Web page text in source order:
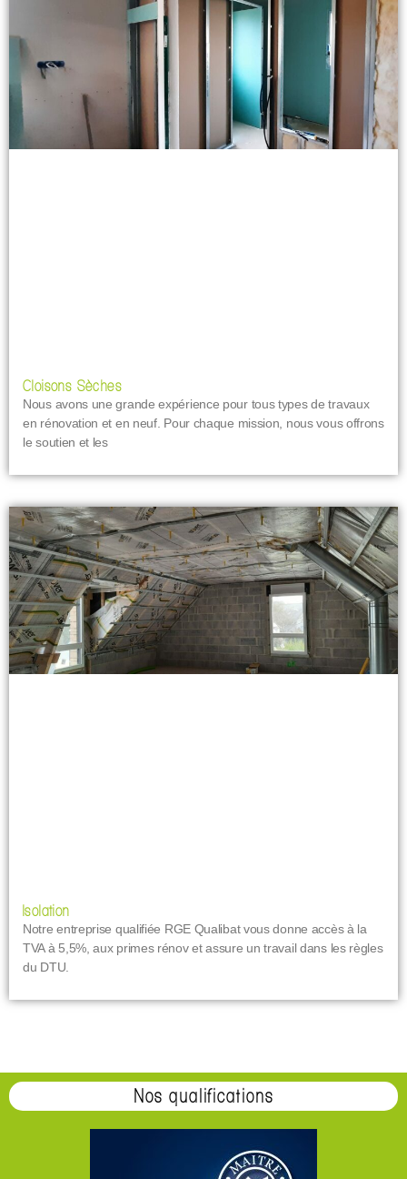
Cloisons Sèches
Nous avons une grande expérience pour tous types de travaux
en rénovation et en neuf. Pour chaque mission, nous vous offrons
le soutien et les
Isolation
Notre entreprise qualifiée RGE Qualibat vous donne accès à la
TVA à 5,5%, aux primes rénov et assure un travail dans les règles
du DTU.
Nos qualifications